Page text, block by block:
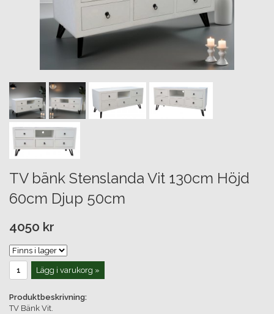
TV bänk Stenslanda Vit 130cm Höjd
60cm Djup 50cm
4050 kr
Lägg i varukorg »
Produktbeskrivning:
TV Bänk Vit.